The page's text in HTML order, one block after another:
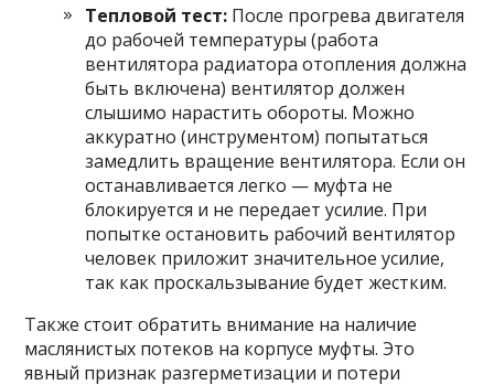
Тепловой тест: После прогрева двигателя
до рабочей температуры (работа
вентилятора радиатора отопления должна
быть включена) вентилятор должен
слышимо нарастить обороты. Можно
аккуратно (инструментом) попытаться
замедлить вращение вентилятора. Если он
останавливается легко — муфта не
блокируется и не передает усилие. При
попытке остановить рабочий вентилятор
человек приложит значительное усилие,
так как проскальзывание будет жестким.
Также стоит обратить внимание на наличие
маслянистых потеков на корпусе муфты. Это
явный признак разгерметизации и потери